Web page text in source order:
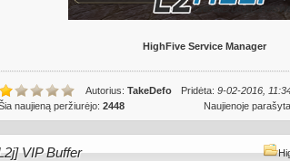
HighFive Service Manager
Autorius: TakeDefo Pridėta: 9-02-2016,
naujieną peržiurėjo: 2448 Naujienoje
VIP Buffer